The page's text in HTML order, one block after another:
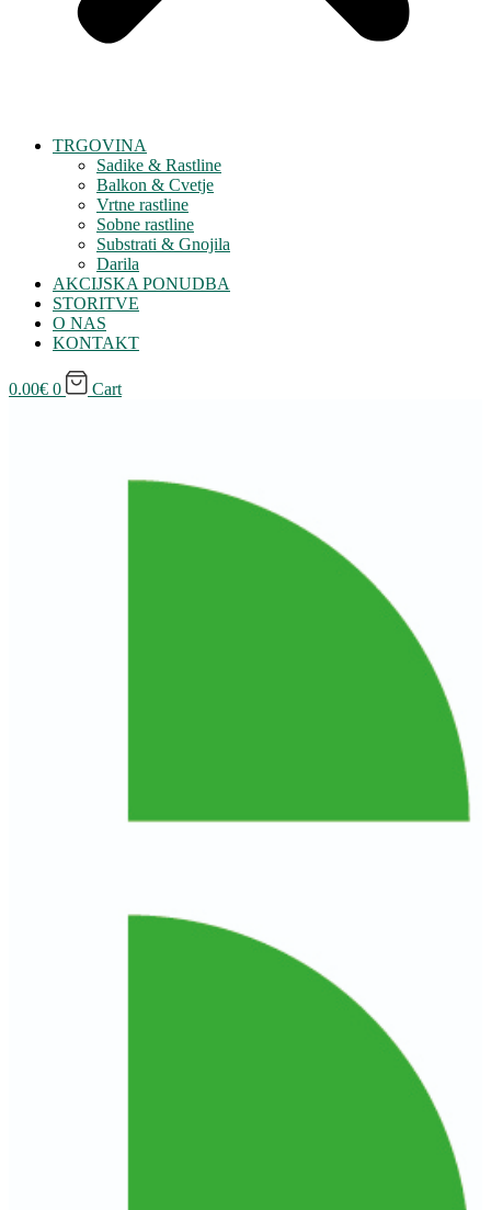
TRGOVINA
Sadike & Rastline
Balkon & Cvetje
Vrtne rastline
Sobne rastline
Substrati & Gnojila
Darila
AKCIJSKA PONUDBA
STORITVE
O NAS
KONTAKT
0.00€ 0 Cart